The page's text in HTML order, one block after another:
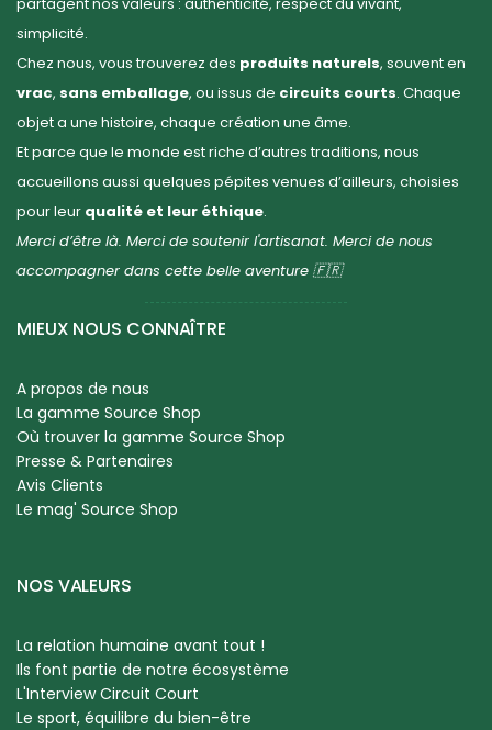
simplicité.
Chez nous, vous trouverez des produits naturels, souvent en
vrac, sans emballage, ou issus de circuits courts. Chaque
objet a une histoire, chaque création une âme.
Et parce que le monde est riche d’autres traditions, nous
accueillons aussi quelques pépites venues d’ailleurs, choisies
pour leur qualité et leur éthique.
Merci d’être là. Merci de soutenir l'artisanat. Merci de nous
accompagner dans cette belle aventure 🇫🇷
MIEUX NOUS CONNAÎTRE
A propos de nous
La gamme Source Shop
Où trouver la gamme Source Shop
Presse & Partenaires
Avis Clients
Le mag' Source Shop
NOS VALEURS
La relation humaine avant tout !
Ils font partie de notre écosystème
L'Interview Circuit Court
Le sport, équilibre du bien-être